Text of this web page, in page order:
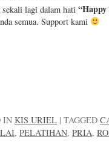
lagi dalam hati “Happy
semua. Support kami
IN KIS URIEL | TAGGED
, PELATIHAN, PRIA,